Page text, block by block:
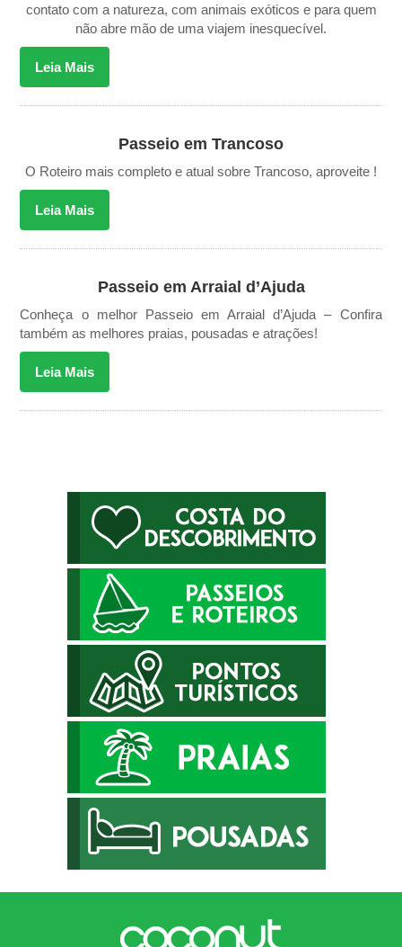
contato com a natureza, com animais exóticos e para quem
não abre mão de uma viajem inesquecível.
Leia Mais
Passeio em Trancoso
O Roteiro mais completo e atual sobre Trancoso, aproveite !
Leia Mais
Passeio em Arraial d’Ajuda
Conheça o melhor Passeio em Arraial d’Ajuda – Confira
também as melhores praias, pousadas e atrações!
Leia Mais